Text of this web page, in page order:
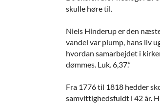
skulle høre til.
Niels Hinderup er den
vandel var plump, hans liv
hvordan samarbejdet i
dømmes. Luk. 6,37.”
Fra 1776 til 1818 hedder
samvittighedsfuldt i 42 år.